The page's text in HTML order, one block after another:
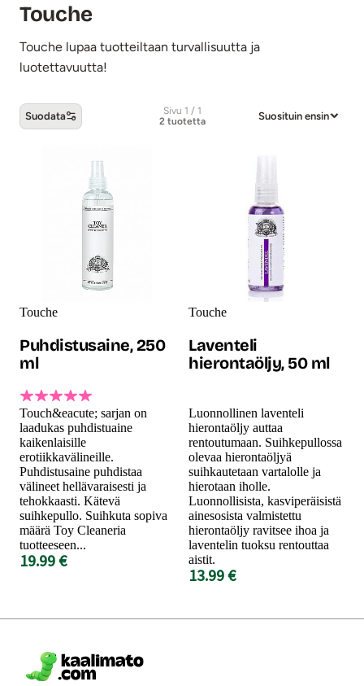
Touche
Touche lupaa tuotteiltaan turvallisuutta ja
luotettavuutta!
Suodata
Sivu 1 / 1
2 tuotetta
Suosituin ensin
Touche
Puhdistusaine, 250
ml
Touch&eacute; sarjan on
laadukas puhdistuaine
kaikenlaisille
erotiikkavälineille.
Puhdistusaine puhdistaa
välineet hellävaraisesti ja
tehokkaasti. Kätevä
suihkepullo. Suihkuta sopiva
määrä Toy Cleaneria
tuotteeseen...
19.99 €
Touche
Laventeli
hierontaöljy, 50 ml
Luonnollinen laventeli
hierontaöljy auttaa
rentoutumaan. Suihkepullossa
olevaa hierontaöljyä
suihkautetaan vartalolle ja
hierotaan iholle.
Luonnollisista, kasviperäisistä
ainesosista valmistettu
hierontaöljy ravitsee ihoa ja
laventelin tuoksu rentouttaa
aistit.
13.99 €